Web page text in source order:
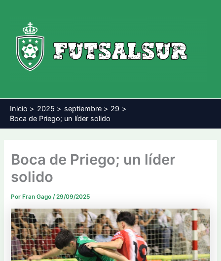
contenido
Inicio 2025 septiembre
29
Boca de Priego; un líder solido
Boca de Priego; un líder
solido
PorFran Gago /29/09/2025